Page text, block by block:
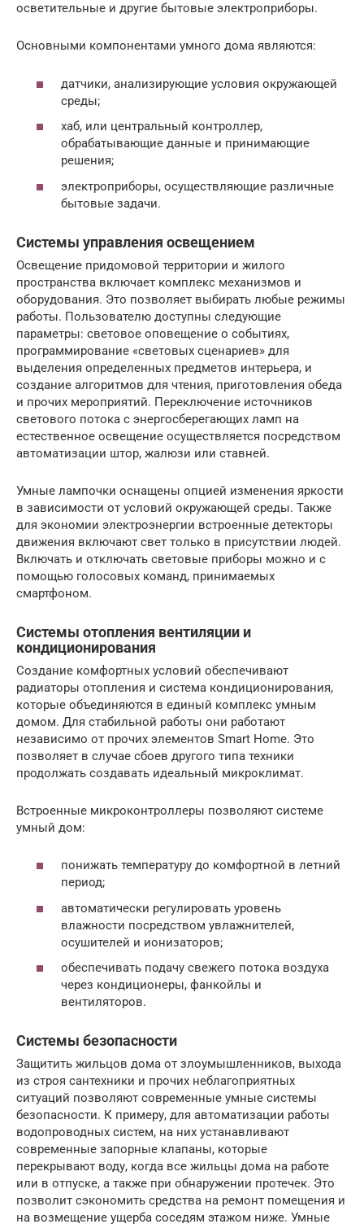
осветительные и другие бытовые электроприборы.
Основными компонентами умного дома являются:
датчики, анализирующие условия окружающей
среды;
хаб, или центральный контроллер,
обрабатывающие данные и принимающие
решения;
электроприборы, осуществляющие различные
бытовые задачи.
Системы управления освещением
Освещение придомовой территории и жилого
пространства включает комплекс механизмов и
оборудования. Это позволяет выбирать любые режимы
работы. Пользователю доступны следующие
параметры: световое оповещение о событиях,
программирование «световых сценариев» для
выделения определенных предметов интерьера, и
создание алгоритмов для чтения, приготовления обеда
и прочих мероприятий. Переключение источников
светового потока с энергосберегающих ламп на
естественное освещение осуществляется посредством
автоматизации штор, жалюзи или ставней.
Умные лампочки оснащены опцией изменения яркости
в зависимости от условий окружающей среды. Также
для экономии электроэнергии встроенные детекторы
движения включают свет только в присутствии людей.
Включать и отключать световые приборы можно и с
помощью голосовых команд, принимаемых
смартфоном.
Системы отопления вентиляции и
кондиционирования
Создание комфортных условий обеспечивают
радиаторы отопления и система кондиционирования,
которые объединяются в единый комплекс умным
домом. Для стабильной работы они работают
независимо от прочих элементов Smart Home. Это
позволяет в случае сбоев другого типа техники
продолжать создавать идеальный микроклимат.
Встроенные микроконтроллеры позволяют системе
умный дом:
понижать температуру до комфортной в летний
период;
автоматически регулировать уровень
влажности посредством увлажнителей,
осушителей и ионизаторов;
обеспечивать подачу свежего потока воздуха
через кондиционеры, фанкойлы и
вентиляторов.
Системы безопасности
Защитить жильцов дома от злоумышленников, выхода
из строя сантехники и прочих неблагоприятных
ситуаций позволяют современные умные системы
безопасности. К примеру, для автоматизации работы
водопроводных систем, на них устанавливают
современные запорные клапаны, которые
перекрывают воду, когда все жильцы дома на работе
или в отпуске, а также при обнаружении протечек. Это
позволит сэкономить средства на ремонт помещения и
на возмещение ущерба соседям этажом ниже. Умные